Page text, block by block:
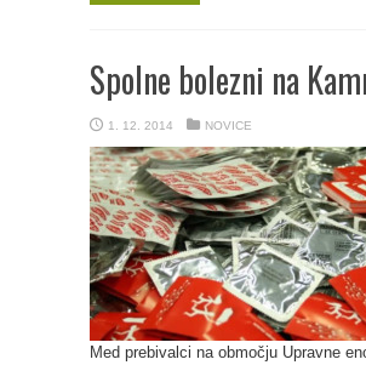
Spolne bolezni na
1. 12. 2014 NOVICE
Med prebivalci na območju Upravne